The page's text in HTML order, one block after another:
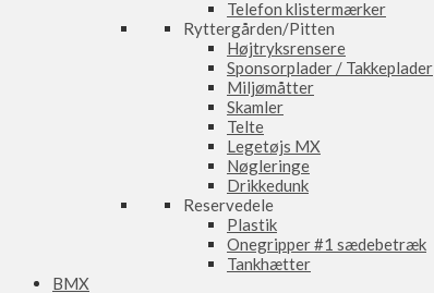
Telefon klistermærker
Ryttergården/Pitten
Højtryksrensere
Sponsorplader / Takkeplader
Miljømåtter
Skamler
Telte
Legetøjs MX
Nøgleringe
Drikkedunk
Reservedele
Plastik
Onegripper #1 sædebetræk
Tankhætter
BMX